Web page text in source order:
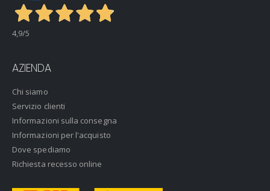
4,9/5
AZIENDA
Chi siamo
Servizio clienti
Informazioni sulla consegna
Informazioni per l'acquisto
Dove spediamo
Richiesta recesso online